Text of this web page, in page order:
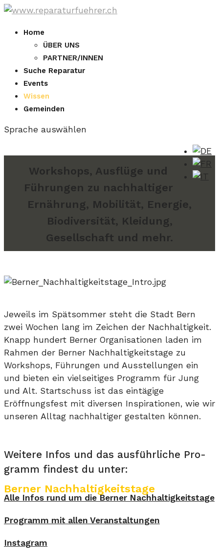
Home
ÜBER UNS
PARTNER/INNEN
Suche Reparatur
Events
Wissen
Gemeinden
Sprache auswählen
Berner Nachhaltigkeitstage
Workshops, Ausflüge und
Führungen zu nachhaltiger
Ernährung, Mobilität, Energie,
Biodiversität, Kleidung,
Gesellschaft und mehr.
Jeweils im Spätsommer steht die Stadt Bern
zwei Wochen lang im Zeichen der Nachhaltigkeit.
Knapp hundert Berner Organisationen laden im
Rahmen der Berner Nachhaltigkeitstage zu
Workshops, Führungen und Ausstellungen ein
und bieten ein vielseitiges Programm für Jung
und Alt. Startschuss ist das eintägige
Eröffnungsfest mit diversen Inspirationen, wie wir
unseren Alltag nachhaltiger gestalten können.
Wei­te­re In­fos und das aus­führ­li­che Pro­
gramm fin­dest du un­ter:
Alle Infos rund um die Berner Nachhaltigkeitstage
Programm mit allen Veranstaltungen
Instagram